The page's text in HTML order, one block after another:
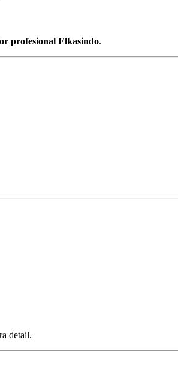
profesional Elkasindo.
detail.